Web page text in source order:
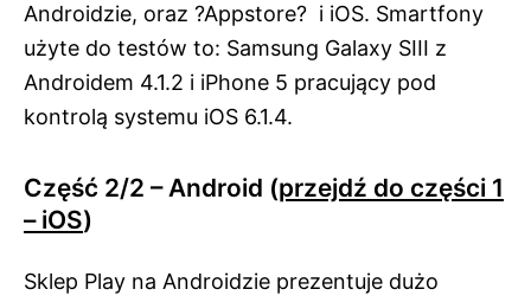
Androidzie, oraz ?Appstore? i iOS. Smartfony
użyte do testów to: Samsung Galaxy SIII z
Androidem 4.1.2 i iPhone 5 pracujący pod
kontrolą systemu iOS 6.1.4.
Część 2/2 – Android (przejdź do części 1
– iOS)
Sklep Play na Androidzie prezentuje dużo